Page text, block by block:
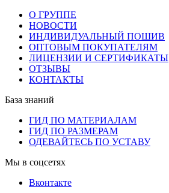
О ГРУППЕ
НОВОСТИ
ИНДИВИДУАЛЬНЫЙ ПОШИВ
ОПТОВЫМ ПОКУПАТЕЛЯМ
ЛИЦЕНЗИИ И СЕРТИФИКАТЫ
ОТЗЫВЫ
КОНТАКТЫ
База знаний
ГИД ПО МАТЕРИАЛАМ
ГИД ПО РАЗМЕРАМ
ОДЕВАЙТЕСЬ ПО УСТАВУ
Мы в соцсетях
Вконтакте